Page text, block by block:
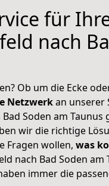
für
nach
Ob um die Ecke
Netzwerkan unserer
Soden am Taunus
wir die richtige
Fragen wollen, was
nach Bad Soden am
immer die